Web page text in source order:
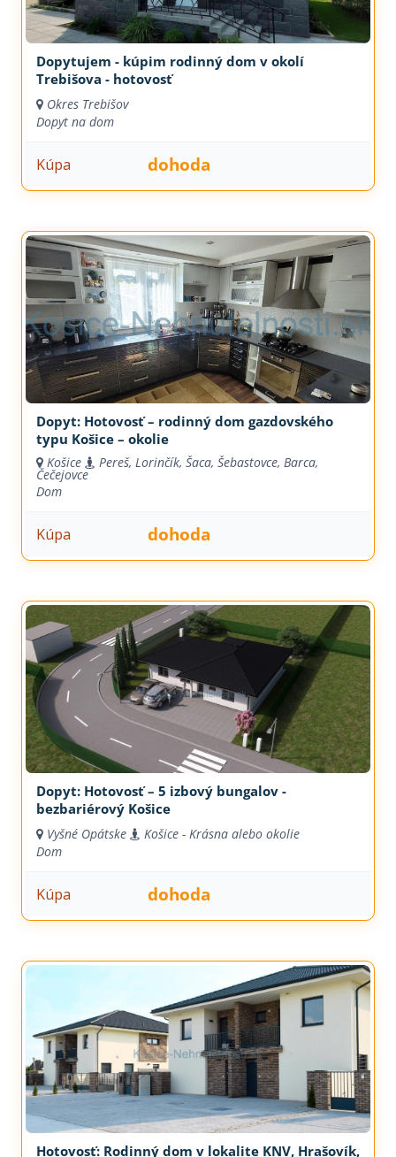
Dopytujem - kúpim rodinný dom v okolí
Trebišova - hotovosť
Okres Trebišov
Dopyt na dom
Kúpa dohoda
Dopyt: Hotovosť – rodinný dom gazdovského
typu Košice – okolie
Košice Pereš, Lorinčík, Šaca, Šebastovce, Barca,
Čečejovce
Dom
Kúpa dohoda
Dopyt: Hotovosť – 5 izbový bungalov -
bezbariérový Košice
Vyšné Opátske
Košice - Krásna alebo okolie
Dom
Kúpa dohoda
Hotovosť: Rodinný dom v lokalite KNV, Hrašovík,